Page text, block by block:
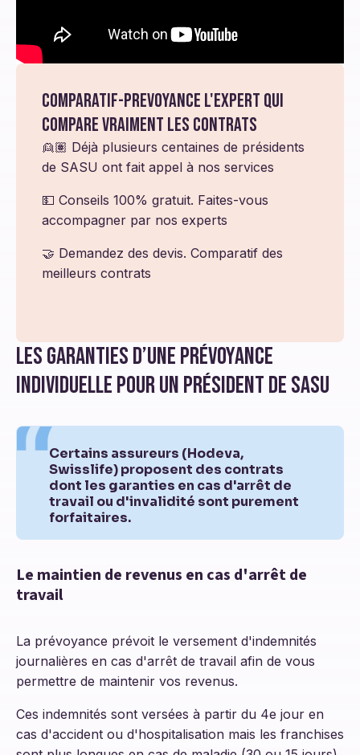
Comparatif-prevoyance l'expert qui
compare vraiment les contrats
👱🏽 Déjà plusieurs centaines de présidents
de SASU ont fait appel à nos services
💵 Conseils 100% gratuit. Faites-vous
accompagner par nos experts
🤝 Demandez des devis. Comparatif des
meilleurs contrats
Les garanties d’une prévoyance
individuelle pour un président de SASU
Certains assureurs (Hodeva,
Swisslife) proposent des contrats
dont les garanties en cas d'arrêt de
travail ou d'invalidité sont purement
forfaitaires.
Le maintien de revenus en cas d'arrêt de
travail
La prévoyance prévoit le versement d'indemnités
journalières en cas d'arrêt de travail afin de vous
permettre de maintenir vos revenus.
Ces indemnités sont versées à partir du 4e jour en
cas d'accident ou d'hospitalisation mais les franchises